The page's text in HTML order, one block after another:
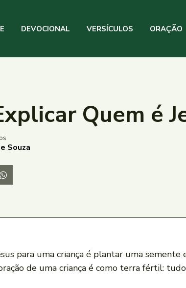
DEVOCIONAL VERSÍCULOS ORAÇÃO
Quem é
Souza
para uma criança é plantar uma
de uma criança é como terra fértil: